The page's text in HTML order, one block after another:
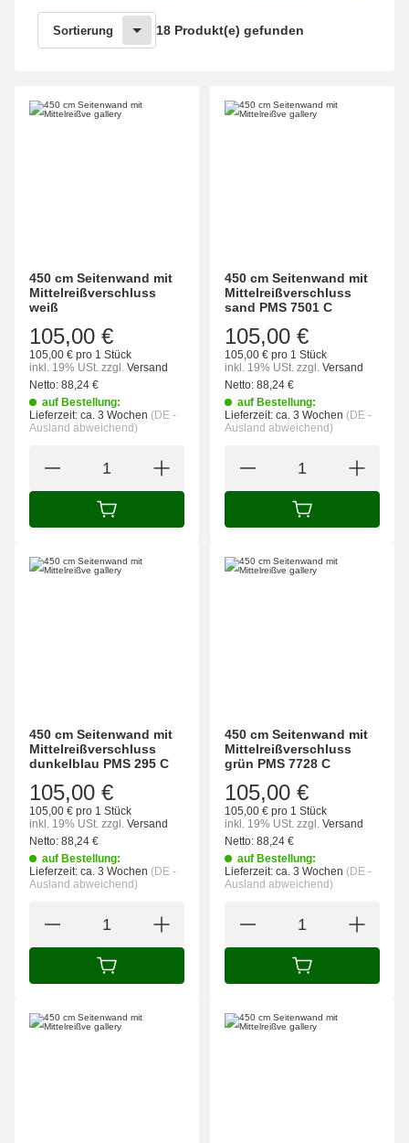
Sortierung 18 Produkt(e) gefunden
450 cm Seitenwand mit
Mittelreißverschluss
weiß
105,00 €
105,00 € pro 1 Stück
inkl. 19% USt. zzgl. Versand
Netto: 88,24 €
auf Bestellung:
Lieferzeit: ca. 3 Wochen (DE -
Ausland abweichend)
IN DEN WARENKORB
450 cm Seitenwand mit
Mittelreißverschluss
sand PMS 7501 C
105,00 €
105,00 € pro 1 Stück
inkl. 19% USt. zzgl. Versand
Netto: 88,24 €
auf Bestellung:
Lieferzeit: ca. 3 Wochen (DE -
Ausland abweichend)
IN DEN
450 cm Seitenwand mit
Mittelreißverschluss
dunkelblau PMS 295 C
105,00 €
105,00 € pro 1 Stück
inkl. 19% USt. zzgl. Versand
Netto: 88,24 €
auf Bestellung:
Lieferzeit: ca. 3 Wochen (DE -
Ausland abweichend)
IN DEN WARENKORB
450 cm Seitenwand mit
Mittelreißverschluss
grün PMS 7728 C
105,00 €
105,00 € pro 1 Stück
inkl. 19% USt. zzgl. Versand
Netto: 88,24 €
auf Bestellung:
Lieferzeit: ca. 3 Wochen (DE -
Ausland abweichend)
IN DEN